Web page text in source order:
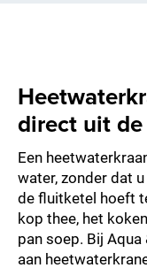
direct uit de
Een
water, zonder dat
de fluitketel hoeft
kop thee, het
pan soep. Bij
aan